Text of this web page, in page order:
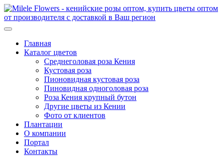
Главная
Каталог цветов
Среднеголовая роза Кения
Кустовая роза
Пионовидная кустовая роза
Пиновидная одноголовая роза
Роза Кения крупный бутон
Другие цветы из Кении
Фото от клиентов
Плантации
О компании
Портал
Контакты